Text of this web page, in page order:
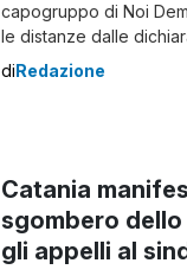
capogruppo di Noi
le distanze dalle
opposizione Maurizio
diRedazione
Catania
sgombero
gli appelli al